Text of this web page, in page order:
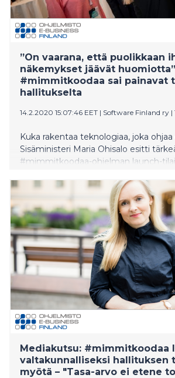
”On vaarana, että puolikkaan
näkemykset jäävät
#mimmitkoodaa sai painavat
hallitukselta
14.2.2020 15:07:46 EET | Software Finland ry |
Kuka rakentaa teknologiaa, joka
Sisäministeri Maria Ohisalo esitti
#mimmitkoodaa-ohjelman launch-
vaarana, että puolikkaan ihmiskunnan
jäävät huomiotta, jos lähinnä miehet
naista paikan päällä ja yli 5000 ympäri
sisäministeriltä hallituksen terveiset
murtamiseen. ”Kuuhunkin
olivat keskeisessä roolissa”, muistutti
Mediakutsu: #mimmitkoodaa
valtakunnalliseksi hallituksen
myötä – "Tasa-arvo ei etene